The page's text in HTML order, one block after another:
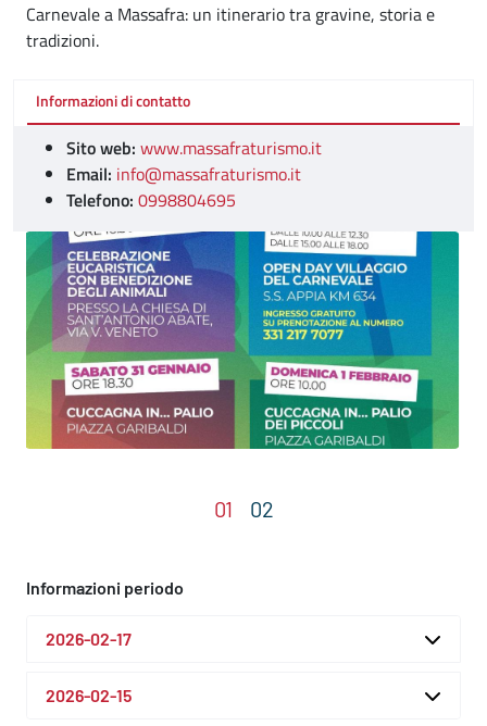
Carnevale a Massafra: un itinerario tra gravine, storia e
tradizioni.
Informazioni di contatto
Sito web: www.massafraturismo.it
Email: info@massafraturismo.it
Telefono: 0998804695
Informazioni periodo
2026-02-17
2026-02-15